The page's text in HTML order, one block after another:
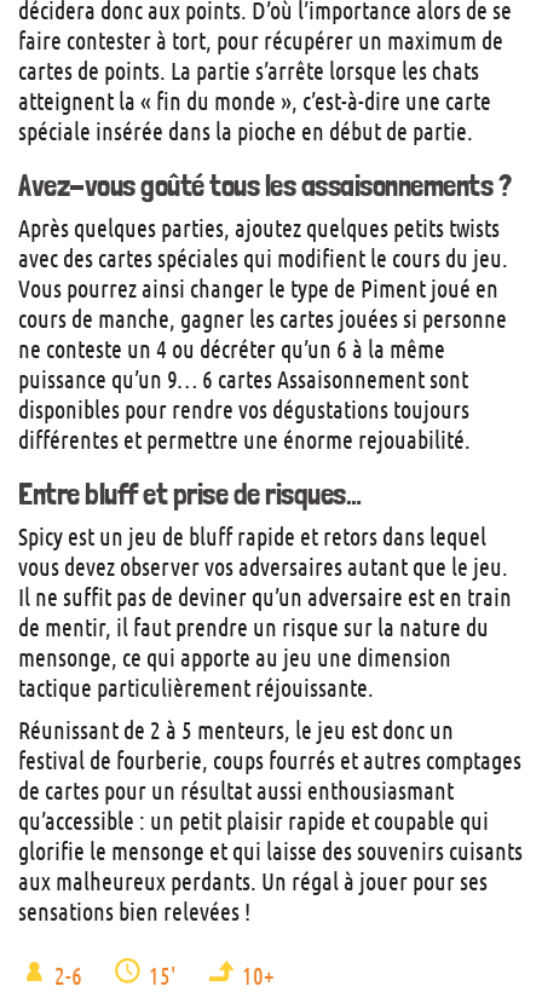
décidera donc aux points. D’où l’importance alors de se
faire contester à tort, pour récupérer un maximum de
cartes de points. La partie s’arrête lorsque les chats
atteignent la « fin du monde », c’est-à-dire une carte
spéciale insérée dans la pioche en début de partie.
Avez-vous goûté tous les assaisonnements ?
Après quelques parties, ajoutez quelques petits twists
avec des cartes spéciales qui modifient le cours du jeu.
Vous pourrez ainsi changer le type de Piment joué en
cours de manche, gagner les cartes jouées si personne
ne conteste un 4 ou décréter qu’un 6 à la même
puissance qu’un 9… 6 cartes Assaisonnement sont
disponibles pour rendre vos dégustations toujours
différentes et permettre une énorme rejouabilité.
Entre bluff et prise de risques…
Spicy est un jeu de bluff rapide et retors dans lequel
vous devez observer vos adversaires autant que le jeu.
Il ne suffit pas de deviner qu’un adversaire est en train
de mentir, il faut prendre un risque sur la nature du
mensonge, ce qui apporte au jeu une dimension
tactique particulièrement réjouissante.
Réunissant de 2 à 5 menteurs, le jeu est donc un
festival de fourberie, coups fourrés et autres comptages
de cartes pour un résultat aussi enthousiasmant
qu’accessible : un petit plaisir rapide et coupable qui
glorifie le mensonge et qui laisse des souvenirs cuisants
aux malheureux perdants. Un régal à jouer pour ses
sensations bien relevées !
2-6 15' 10+